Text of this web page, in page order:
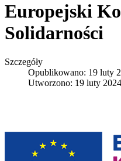
Europejski
Solidarności
Szczegóły
Opublikowano: 19 luty
Utworzono: 19 luty 2024